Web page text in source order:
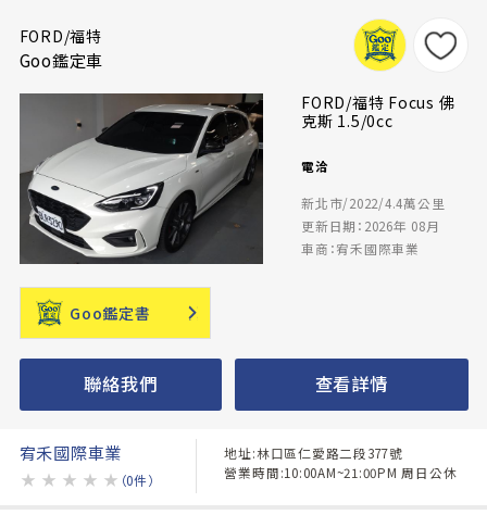
FORD/福特
Goo鑑定車
FORD/福特 Focus 佛
克斯 1.5/0cc
電洽
新北市/2022/4.4萬公里
更新日期：2026年 08月
車商：宥禾國際車業
Goo鑑定書
聯絡我們 查看詳情
宥禾國際車業
★ ★ ★ ★ ★ （0件）
地址:林口區仁愛路二段377號
營業時間:10:00AM~21:00PM 周日公休